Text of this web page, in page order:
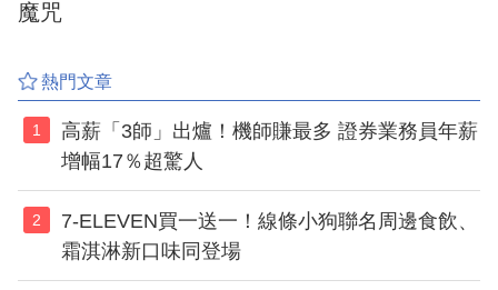
魔咒
熱門文章
1
高薪「3師」出爐！機師賺最多 證券業務員年薪
增幅17％超驚人
2
7-ELEVEN買一送一！線條小狗聯名周邊食飲、
霜淇淋新口味同登場